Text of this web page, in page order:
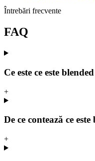
Întrebări frecvente
FAQ
Ce este ce este
+
De ce contează ce
+